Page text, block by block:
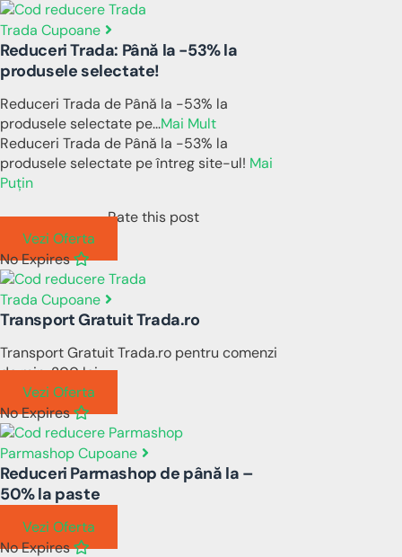
Trada Cupoane
Reduceri Trada: Până la -53% la
produsele selectate!
Reduceri Trada de Până la -53% la
produsele selectate pe...Mai Mult
Reduceri Trada de Până la -53% la
produsele selectate pe întreg site-ul! Mai
Puțin
Rate this post
Vezi Oferta
No Expires
Trada Cupoane
Transport Gratuit Trada.ro
Transport Gratuit Trada.ro pentru comenzi
de min. 200 lei
Vezi Oferta
No Expires
Parmashop Cupoane
Reduceri Parmashop de până la –
50% la paste
Vezi Oferta
No Expires